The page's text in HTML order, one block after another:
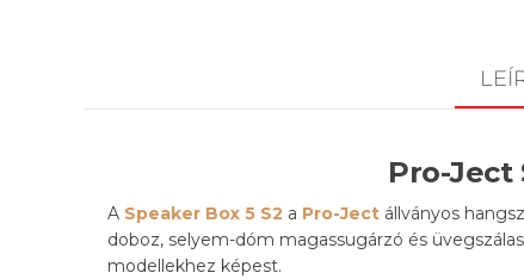
Pro-Ject
A Speaker Box 5 S2 a Pro-Ject állványos
doboz, selyem-dóm magassugárzó és
modellekhez képest.